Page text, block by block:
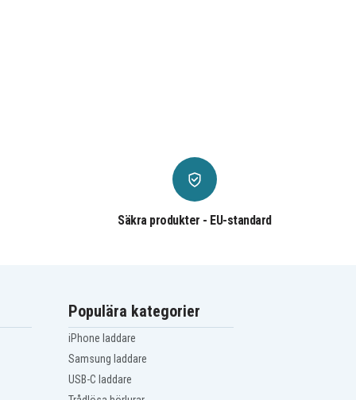
Säkra produkter - EU-standard
Populära kategorier
iPhone laddare
Samsung laddare
USB-C laddare